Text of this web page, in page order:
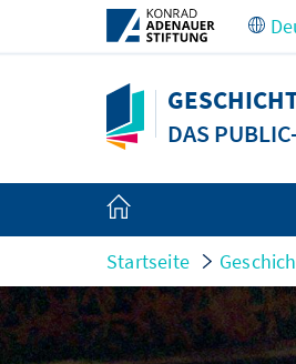
Zum Hauptinhalt springen
DAS
Startseite